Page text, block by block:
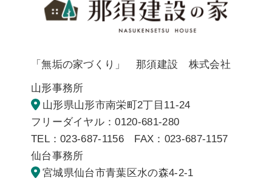
「無垢の家づくり」 那須建設 株式会社
山形事務所
山形県山形市南栄町2丁目11-24
フリーダイヤル：0120-681-280
TEL：023-687-1156 FAX：023-687-1157
仙台事務所
宮城県仙台市青葉区水の森4-2-1